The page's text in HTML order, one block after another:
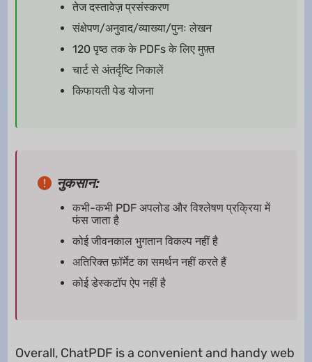
तेज दस्तावेज़ प्रसंस्करण
संक्षेपण/अनुवाद/व्याख्या/पुनः लेखन
120 पृष्ठ तक के PDFs के लिए मुफ़्त
चार्ट से अंतर्दृष्टि निकालें
किफायती पेड योजना
नुकसान:
कभी-कभी PDF अपलोड और विश्लेषण प्रक्रिया में
फंस जाता है
कोई जीवनकाल भुगतान विकल्प नहीं है
अतिरिक्त फ़ॉर्मेट का समर्थन नहीं करते हैं
कोई डेस्कटॉप ऐप नहीं है
Overall, ChatPDF is a convenient and handy web